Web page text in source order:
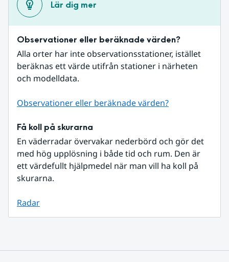
Lär dig mer
Observationer eller beräknade värden?
Alla orter har inte observationsstationer, istället
beräknas ett värde utifrån stationer i närheten
och modelldata.
Observationer eller beräknade värden?
Få koll på skurarna
En väderradar övervakar nederbörd och gör det
med hög upplösning i både tid och rum. Den är
ett värdefullt hjälpmedel när man vill ha koll på
skurarna.
Radar